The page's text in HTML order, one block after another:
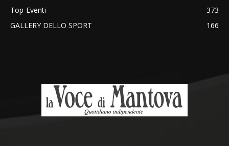
Top-Eventi
373
GALLERY DELLO SPORT
166